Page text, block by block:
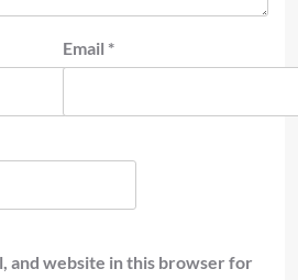
Email *
and website in this browser for